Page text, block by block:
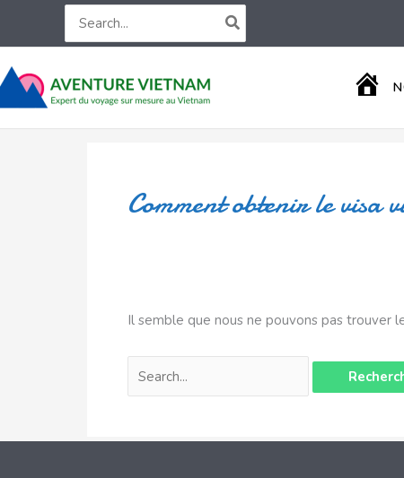
Search
for:
U
Comment obtenir le visa
Il semble que nous ne pouvons pas trouver
Rechercher :